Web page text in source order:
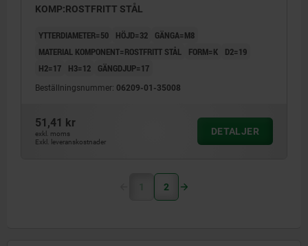
KOMP:ROSTFRITT STÅL
YTTERDIAMETER=50 HÖJD=32
GÄNGA=M8
MATERIAL KOMPONENT=ROSTFRITT STÅL
FORM=K
D2=19
H2=17
H3=12 GÄNGDJUP=17
Beställningsnummer: 06209-01-35008
51,41 kr
exkl. moms
Exkl. leveranskostnader
DETALJER
1 2